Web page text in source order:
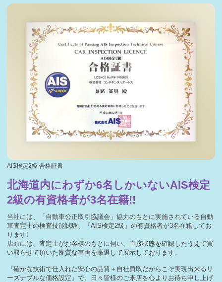
2026-03-04
札幌市H様 ジープ ラングラーアンリミテッド査定・買取
ご成約誠にあり …
2026-03-03
札幌市A様 スバル レガシィTW査定・買取 ご成約誠にあ
りがとうござい …
2026-03-02
札幌市I様 トヨタ オーリス査定・買取 ご成約誠にありが
とうございまし …
2026-02-28
毎週木曜日・第一日曜日は定休日となります。
2026-02-28
2026-02-27
札幌市S様 BMW X4査定・買取 ご成約誠にありがとうご
ざいました！
2026-02-25
2026-02-25
札幌市N様 ホンダ オデッセイ査定・買取 ご成約誠にあり
がとうございま …
2026-02-23
札幌市E様 トヨタ ハリアー査定・買取 ご成約誠にありが
とうございまし …
AIS検定2級 合格証書
北海道内にわずか6名しかいないAIS検定
2級の有資格者が3名在籍!!
当社には、「自動車公正取引協議会」協力のもとに実施されている自動
車査定士の検査技能試験、『AIS検定2級』の有資格者が3名在籍してお
ります!
店頭には、査定士がお客様のもとに伺い、直接状態を確認したうえで買
い取らせて頂いた良質な車両を厳選して展示しております。
『確かな技術で仕入れた安心の品質＋自社買取だからこそ実現出来るリ
ーズナブルな価格設定』で、日々皆様のご来店を心よりお待ち申し上げ